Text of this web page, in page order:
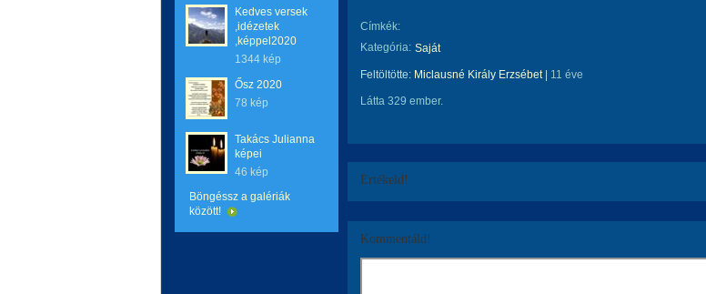
Kedves versek
,idézetek
,képpel2020
1344 kép
Ősz 2020
78 kép
Takács Julianna
képei
46 kép
Böngéssz a galériák
között!
Címkék:
Kategória: Saját
Feltöltötte: Miclausné Király Erzsébet| 11 éve
Látta 329 ember.
Értékeld!
Kommentáld!